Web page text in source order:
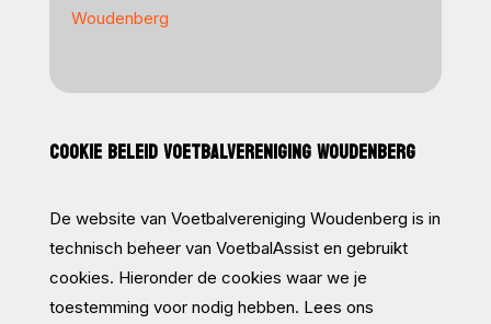
Woudenberg
COOKIE BELEID VOETBALVERENIGING WOUDENBERG
De website van Voetbalvereniging Woudenberg is in
technisch beheer van VoetbalAssist en gebruikt
cookies. Hieronder de cookies waar we je
toestemming voor nodig hebben. Lees ons